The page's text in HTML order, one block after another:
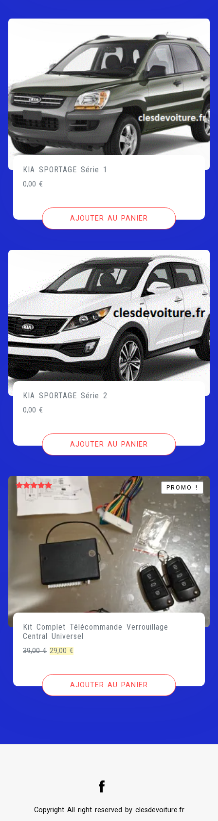
KIA SPORTAGE Série 1
0,00€
AJOUTER AU PANIER
KIA SPORTAGE Série 2
0,00€
AJOUTER AU PANIER
Note 5.00
PROMO !
PROMO !
Kit Complet Télécommande Verrouillage
Central Universel
39,00€ Le
initial
29,00€
actuel
est :
AJOUTER AU PANIER
Copyright All right reserved by clesdevoiture.fr